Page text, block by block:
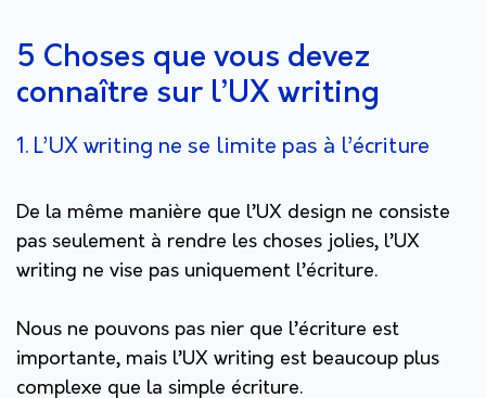
5 Choses que vous devez
connaître sur l’UX writing
1. L’UX writing ne se limite pas à l’écriture
De la même manière que l’UX design ne consiste
pas seulement à rendre les choses jolies, l’UX
writing ne vise pas uniquement l’écriture.
Nous ne pouvons pas nier que l’écriture est
importante, mais l’UX writing est beaucoup plus
complexe que la simple écriture.